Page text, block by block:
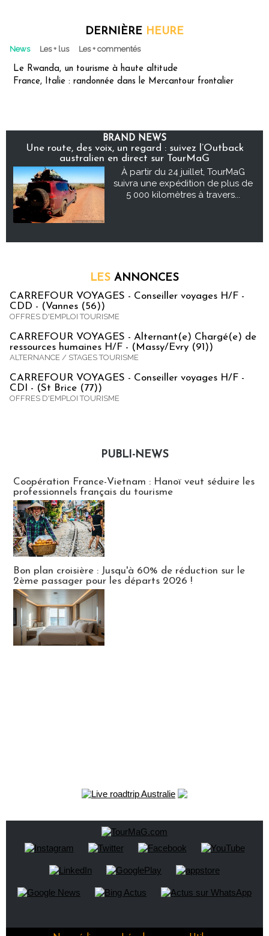
DERNIÈRE HEURE
News Les + lus Les + commentés
Le Rwanda, un tourisme à haute altitude
France, Italie : randonnée dans le Mercantour frontalier
BRAND NEWS
Une route, des voix, un regard : suivez l’Outback
australien en direct sur TourMaG
À partir du 24 juillet, TourMaG
suivra une expédition de plus de
5 000 kilomètres à travers...
LES ANNONCES
CARREFOUR VOYAGES - Conseiller voyages H/F -
CDD - (Vannes (56))
OFFRES D'EMPLOI TOURISME
CARREFOUR VOYAGES - Alternant(e) Chargé(e) de
ressources humaines H/F - (Massy/Evry (91))
ALTERNANCE / STAGES TOURISME
CARREFOUR VOYAGES - Conseiller voyages H/F -
CDI - (St Brice (77))
OFFRES D'EMPLOI TOURISME
PUBLI-NEWS
Coopération France-Vietnam : Hanoï veut séduire les
professionnels français du tourisme
Bon plan croisière : Jusqu'à 60% de réduction sur le
2ème passager pour les départs 2026 !